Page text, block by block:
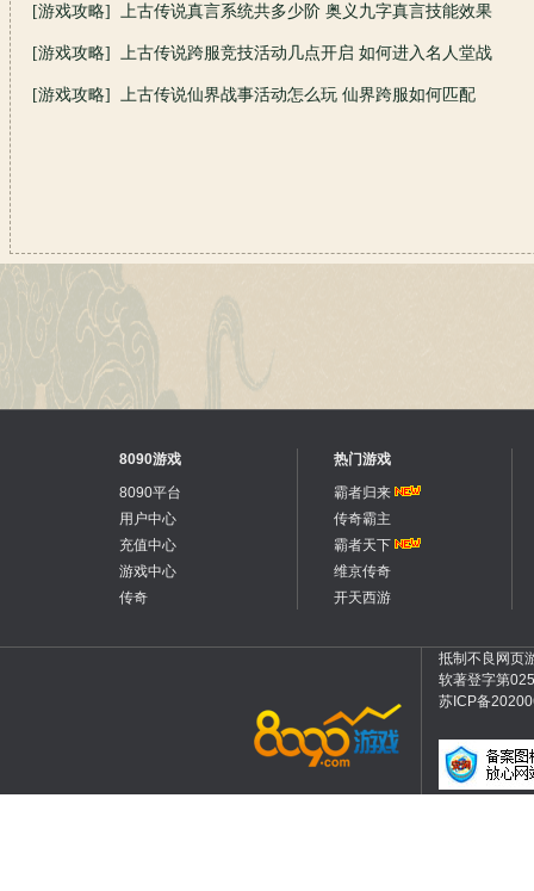
[游戏攻略] 上古传说真言系统共多少阶 奥义九字真言技能效果
[游戏攻略] 上古传说跨服竞技活动几点开启 如何进入名人堂战
[游戏攻略] 上古传说仙界战事活动怎么玩 仙界跨服如何匹配
8090游戏
8090平台
用户中心
充值中心
游戏中心
传奇
热门游戏
霸者归来
传奇霸主
霸者天下
维京传奇
开天西游
抵制不良网页
软著登字第
苏ICP备